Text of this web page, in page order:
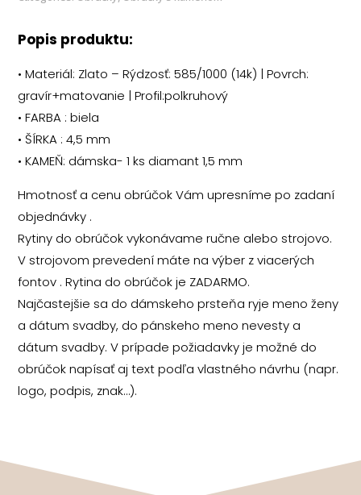
Popis produktu:
• Materiál: Zlato – Rýdzosť: 585/1000 (14k) | Povrch:
gravír+matovanie | Profil:polkruhový
• FARBA : biela
• ŠÍRKA : 4,5 mm
• KAMEŇ: dámska- 1 ks diamant 1,5 mm
Hmotnosť a cenu obrúčok Vám upresníme po zadaní
objednávky .
Rytiny do obrúčok vykonávame ručne alebo strojovo.
V strojovom prevedení máte na výber z viacerých
fontov . Rytina do obrúčok je ZADARMO.
Najčastejšie sa do dámskeho prsteňa ryje meno ženy
a dátum svadby, do pánskeho meno nevesty a
dátum svadby. V prípade požiadavky je možné do
obrúčok napísať aj text podľa vlastného návrhu (napr.
logo, podpis, znak…).